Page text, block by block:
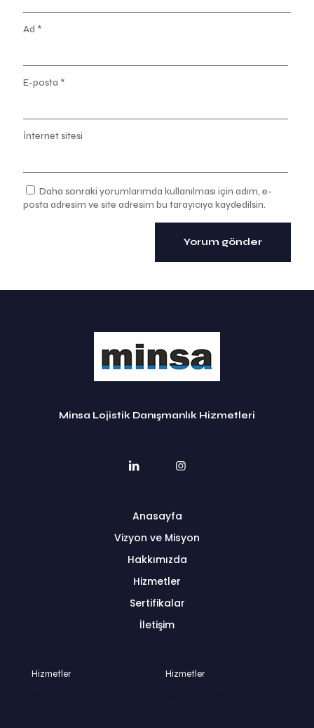
Ad *
E-posta *
İnternet sitesi
Daha sonraki yorumlarımda kullanılması için adım, e-
posta adresim ve site adresim bu tarayıcıya kaydedilsin.
Minsa Lojistik Danışmanlık Hizmetleri
Anasayfa
Vizyon ve Misyon
Hakkımızda
Hizmetler
Sertifikalar
İletişim
Hizmetler Hizmetler